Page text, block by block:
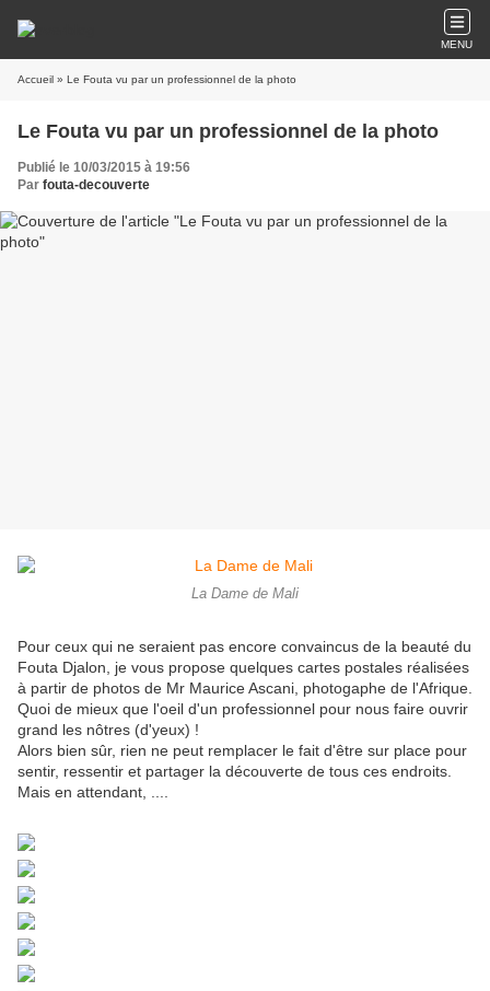
MENU
Accueil » Le Fouta vu par un professionnel de la photo
Le Fouta vu par un professionnel de la photo
Publié le 10/03/2015 à 19:56
Par fouta-decouverte
La Dame de Mali
Pour ceux qui ne seraient pas encore convaincus de la beauté du
Fouta Djalon, je vous propose quelques cartes postales réalisées
à partir de photos de Mr Maurice Ascani, photogaphe de l'Afrique.
Quoi de mieux que l'oeil d'un professionnel pour nous faire ouvrir
grand les nôtres (d'yeux) !
Alors bien sûr, rien ne peut remplacer le fait d'être sur place pour
sentir, ressentir et partager la découverte de tous ces endroits.
Mais en attendant, ....